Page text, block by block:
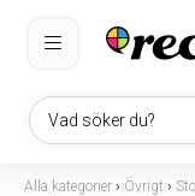
Vad söker du?
Alla kategorier › Övrigt ›